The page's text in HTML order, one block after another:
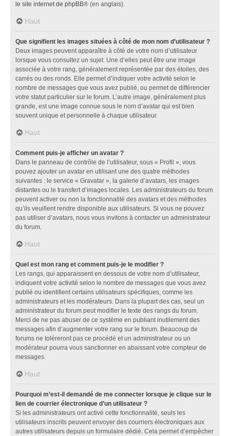
le site internet de phpBB® (en anglais).
Haut
Que signifient les images situées à côté de mon nom d’utilisateur ?
Deux images peuvent apparaître à côté de votre nom d’utilisateur
lorsque vous consultez un sujet. Une d’elles peut être une image
associée à votre rang, généralement représentée par des étoiles, des
carrés ou des ronds. Elle permet d’indiquer votre activité selon le
nombre de messages que vous avez publié, ou permet de différencier
votre statut particulier sur le forum. L’autre image, généralement plus
grande, est une image connue sous le nom d’avatar qui est bien
souvent unique et personnelle à chaque utilisateur.
Haut
Comment puis-je afficher un avatar ?
Dans le panneau de contrôle de l’utilisateur, sous « Profil », vous
pouvez ajouter un avatar en utilisant une des quatre méthodes
suivantes : le service « Gravatar », la galerie d’avatars, les images
distantes ou le transfert d’images locales. Les administrateurs du forum
peuvent activer ou non la fonctionnalité des avatars et des méthodes
qu’ils veuillent rendre disponible aux utilisateurs. Si vous ne pouvez
pas utiliser d’avatars, nous vous invitons à contacter un administrateur
du forum.
Haut
Quel est mon rang et comment puis-je le modifier ?
Les rangs, qui apparaissent en dessous de votre nom d’utilisateur,
indiquent votre activité selon le nombre de messages que vous avez
publié ou identifient certains utilisateurs spécifiques, comme les
administrateurs et les modérateurs. Dans la plupart des cas, seul un
administrateur du forum peut modifier le texte des rangs du forum.
Merci de ne pas abuser de ce système en publiant inutilement des
messages afin d’augmenter votre rang sur le forum. Beaucoup de
forums ne toléreront pas ce procédé et un administrateur ou un
modérateur pourra vous sanctionner en abaissant votre compteur de
messages.
Haut
Pourquoi m’est-il demandé de me connecter lorsque je clique sur le
lien de courrier électronique d’un utilisateur ?
Si les administrateurs ont activé cette fonctionnalité, seuls les
utilisateurs inscrits peuvent envoyer des courriers électroniques aux
autres utilisateurs depuis un formulaire dédié. Cela permet d’empêcher